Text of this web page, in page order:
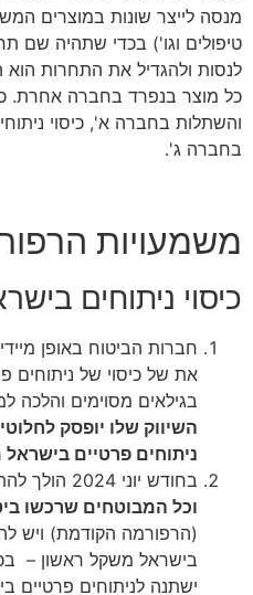
מנסה לייצר שונות במוצרים
טיפולים וגו') בכדי שתהיה שם
לנסות ולהגדיל את התחרות הוא
כל מוצר בנפרד בחברה אחרת.
והשתלות בחברה א', כיסוי
בחברה ג'.
משמעויות
כיסוי ניתוחים
חברות הביטוח באופן
את של כיסוי של ניתוחים
בגילאים מסוימים והלכה
השיווק שלו יופסק
ניתוחים פרטיים
בחודש יוני 2024 הולך להתבצע
וכל המבוטחים שרכשו ביטוח
(הרפורמה הקודמת) ויש
בישראל משקל ראשון –
ישתנה לניתוחים פרטיים